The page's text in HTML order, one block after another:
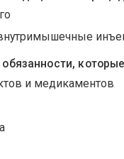
и медикаментов